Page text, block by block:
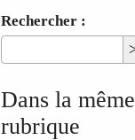
Rechercher :
Dans la même
rubrique